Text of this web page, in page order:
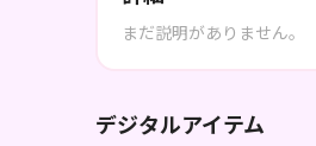
まだ説明がありません。
デジタルアイテム